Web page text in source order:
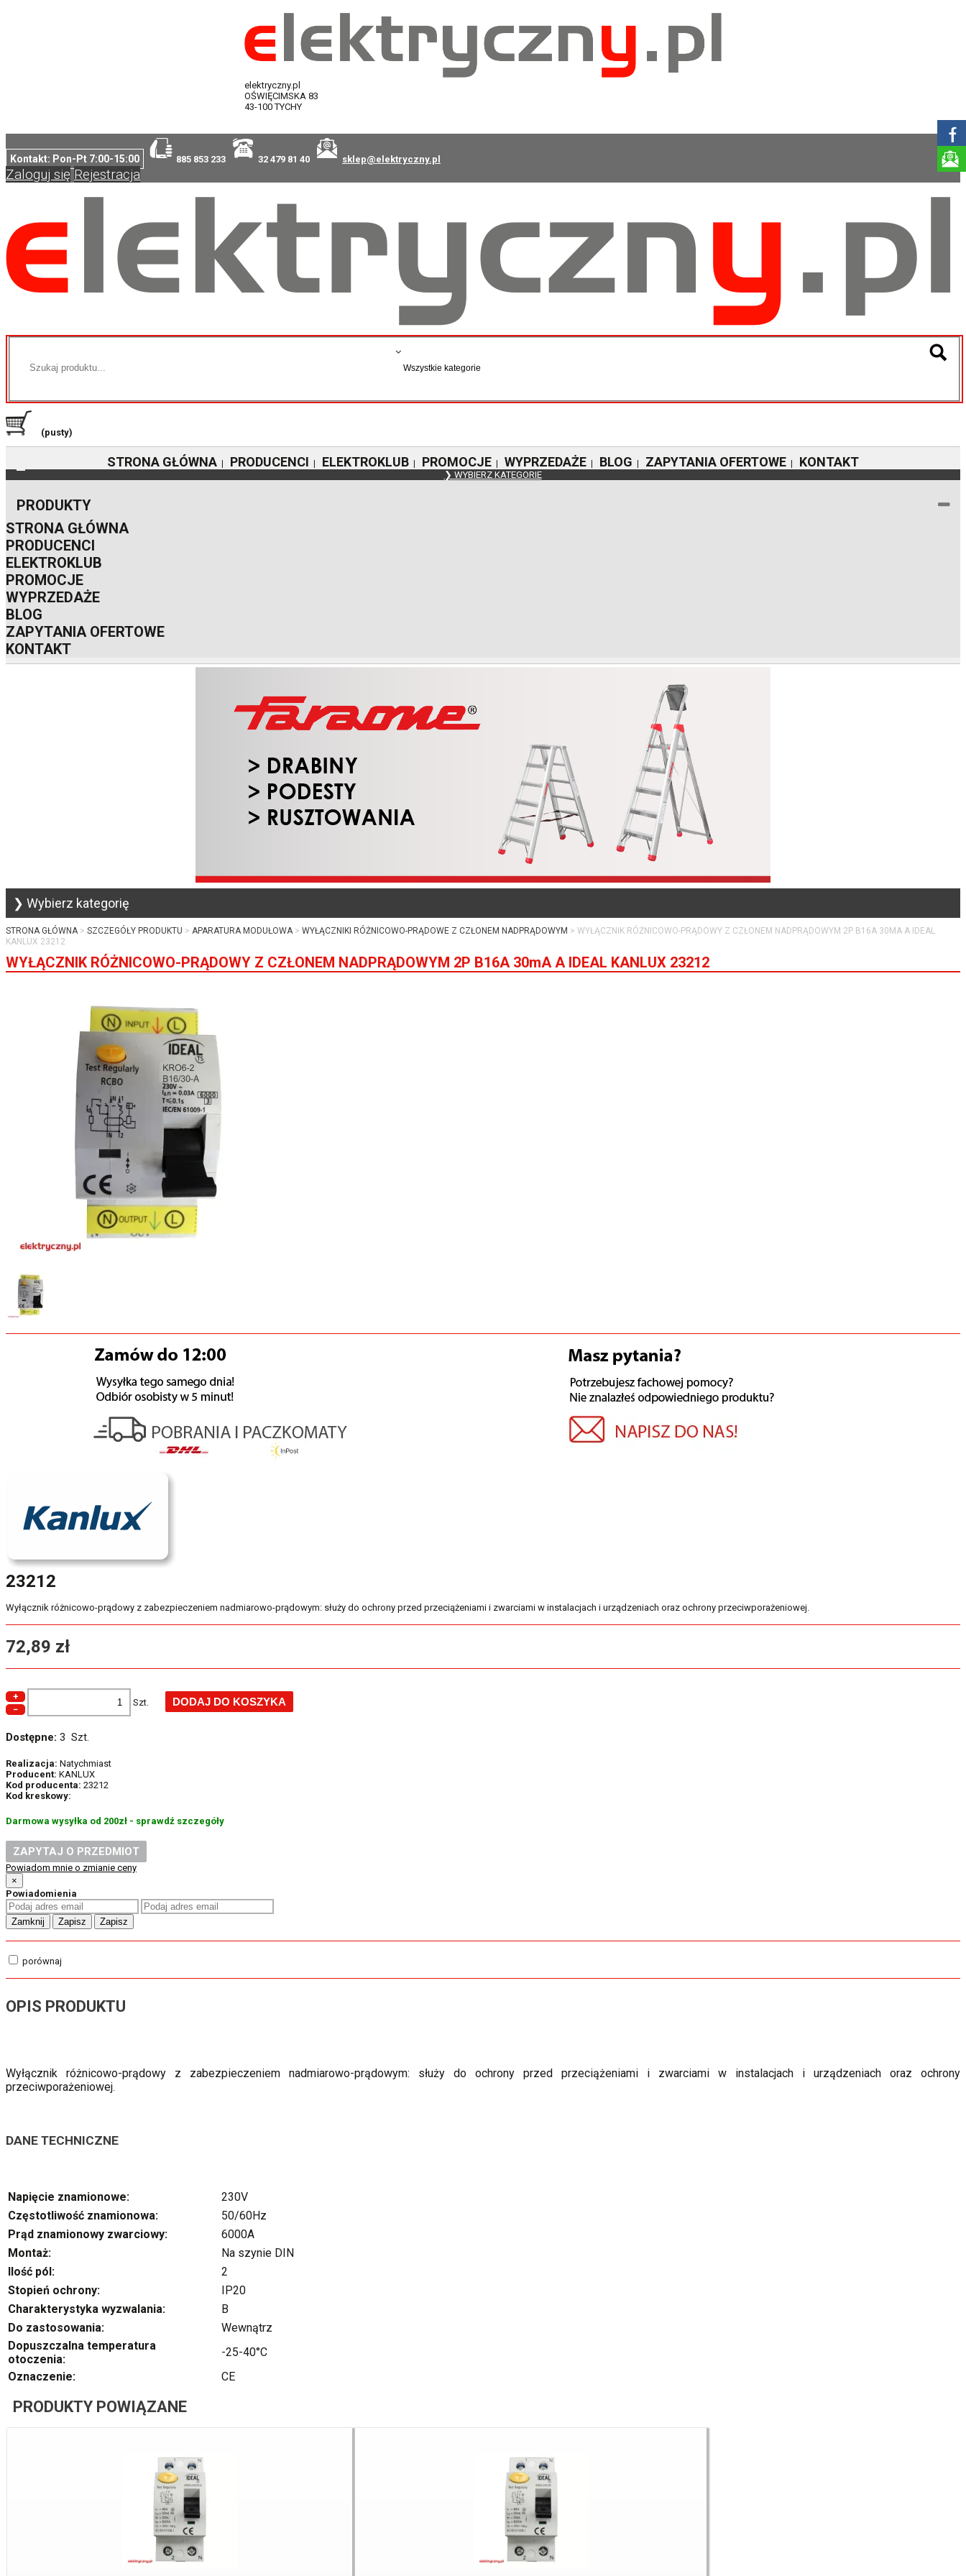
elektryczny.pl
OŚWIĘCIMSKA 83
43-100 TYCHY
Kontakt: Pon-Pt 7:00-15:00 885 853 233 32 479 81 40 sklep@elektryczny.pl
Zaloguj się Rejestracja
(pusty)
STRONA GŁÓWNA | PRODUCENCI | ELEKTROKLUB | PROMOCJE | WYPRZEDAŻE | BLOG | ZAPYTANIA OFERTOWE | KONTAKT
❯ WYBIERZ KATEGORIE
PRODUKTY
STRONA GŁÓWNA
PRODUCENCI
ELEKTROKLUB
PROMOCJE
WYPRZEDAŻE
BLOG
ZAPYTANIA OFERTOWE
KONTAKT
❯ Wybierz kategorię
STRONA GŁÓWNA SZCZEGÓŁY PRODUKTU APARATURA MODUŁOWA WYŁĄCZNIKI RÓŻNICOWO-PRĄDOWE Z CZŁONEM NADPRĄDOWYM
WYŁĄCZNIK RÓŻNICOWO-PRĄDOWY Z CZŁONEM NADPRĄDOWYM 2P B16A 30MA A IDEAL
KANLUX 23212
WYŁĄCZNIK RÓŻNICOWO-PRĄDOWY Z CZŁONEM NADPRĄDOWYM 2P B16A 30mA A IDEAL KANLUX 23212
23212
Wyłącznik różnicowo-prądowy z zabezpieczeniem nadmiarowo-prądowym: służy do ochrony przed przeciążeniami i zwarciami w instalacjach i urządzeniach oraz ochrony przeciwporażeniowej.
72,89 zł
+
−
Szt.
Dostępne: 3 Szt.
Realizacja: Natychmiast
Producent: KANLUX
Kod producenta: 23212
Kod kreskowy:
Darmowa wysyłka od 200zł - sprawdź szczegóły
ZAPYTAJ O PRZEDMIOT
Powiadom mnie o zmianie ceny
×
Powiadomienia
Zamknij Zapisz Zapisz
porównaj
OPIS PRODUKTU
Wyłącznik różnicowo-prądowy z zabezpieczeniem nadmiarowo-prądowym: służy do ochrony przed przeciążeniami i zwarciami w instalacjach i urządzeniach oraz ochrony
przeciwporażeniowej
DANE TECHNICZNE
Napięcie znamionowe:
230V
Częstotliwość znamionowa:
50/60Hz
Prąd znamionowy zwarciowy:
6000A
Montaż:
Na szynie DIN
Ilość pól:
2
Stopień ochrony:
IP20
Charakterystyka wyzwalania:
B
Do zastosowania:
Wewnątrz
Dopuszczalna temperatura
otoczenia:
-25-40°C
Oznaczenie:
CE
PRODUKTY POWIĄZANE